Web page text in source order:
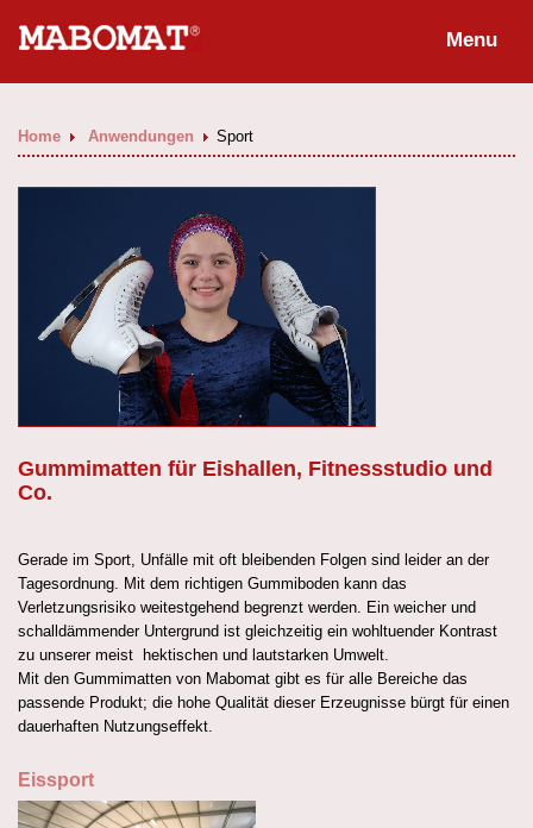
Menu
Home Anwendungen Sport
Gummimatten für Eishallen, Fitnessstudio und
Co.
Gerade im Sport, Unfälle mit oft bleibenden Folgen sind leider an der
Tagesordnung. Mit dem richtigen Gummiboden kann das
Verletzungsrisiko weitestgehend begrenzt werden. Ein weicher und
schalldämmender Untergrund ist gleichzeitig ein wohltuender Kontrast
zu unserer meist hektischen und lautstarken Umwelt.
Mit den Gummimatten von Mabomat gibt es für alle Bereiche das
passende Produkt; die hohe Qualität dieser Erzeugnisse bürgt für einen
dauerhaften Nutzungseffekt.
Eissport